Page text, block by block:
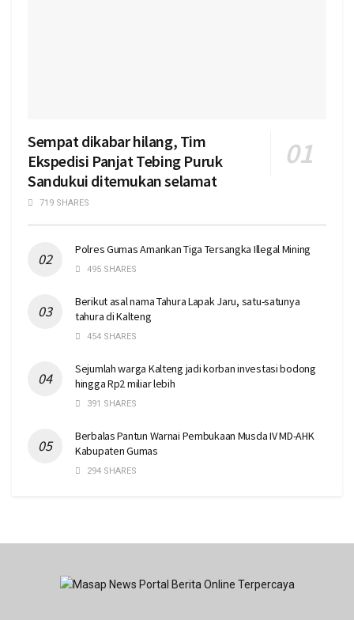
Sempat dikabar hilang, Tim
Ekspedisi Panjat Tebing Puruk
Sandukui ditemukan selamat
719 SHARES
Polres Gumas Amankan Tiga Tersangka Illegal Mining
495 SHARES
Berikut asal nama Tahura Lapak Jaru, satu-satunya
tahura di Kalteng
454 SHARES
Sejumlah warga Kalteng jadi korban investasi bodong
hingga Rp2 miliar lebih
391 SHARES
Berbalas Pantun Warnai Pembukaan Musda IV MD-AHK
Kabupaten Gumas
294 SHARES